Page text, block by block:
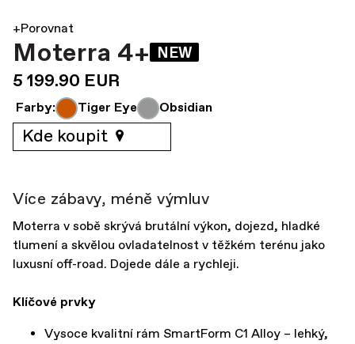
+Porovnat
Moterra 4+ NEW
5 199.90 EUR
Farby: Tiger Eye Obsidian
Kde koupit
Více zábavy, méně výmluv
Moterra v sobě skrývá brutální výkon, dojezd, hladké
tlumení a skvělou ovladatelnost v těžkém terénu jako
luxusní off-road. Dojede dále a rychleji.
Klíčové prvky
Vysoce kvalitní rám SmartForm C1 Alloy – lehký,